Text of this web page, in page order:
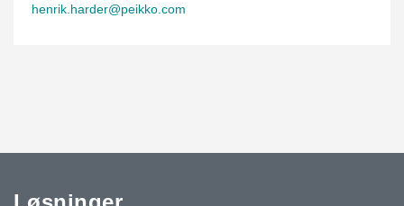
henrik.harder@peikko.com